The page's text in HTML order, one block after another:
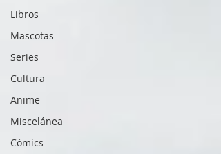
Libros
Mascotas
Series
Cultura
Anime
Miscelánea
Cómics